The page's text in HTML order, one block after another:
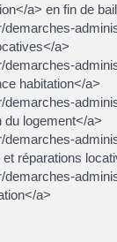
a> en fin de
demarches-
a>
demarches-
habitation</a>
demarches-
logement</a>
demarches-
réparations
demarches-
a>